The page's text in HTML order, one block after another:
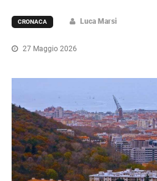
CRONACA Luca Marsi
27 Maggio 2026